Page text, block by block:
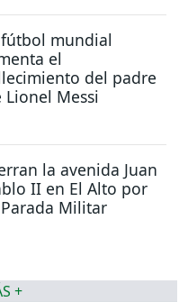
mundial
el
del padre
Lionel Messi
la avenida Juan
II en El Alto por
Militar
+